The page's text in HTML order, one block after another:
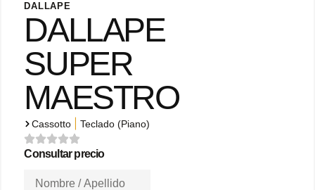
DALLAPE
DALLAPE
SUPER
MAESTRO
Cassotto |Teclado (Piano)
Consultar precio